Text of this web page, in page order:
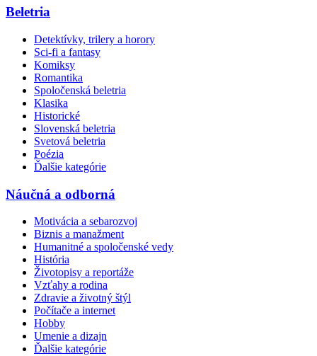
Beletria
Detektívky, trilery a horory
Sci-fi a fantasy
Komiksy
Romantika
Spoločenská beletria
Klasika
Historické
Slovenská beletria
Svetová beletria
Poézia
Ďalšie kategórie
Náučná a odborná
Motivácia a sebarozvoj
Biznis a manažment
Humanitné a spoločenské vedy
História
Životopisy a reportáže
Vzťahy a rodina
Zdravie a životný štýl
Počítače a internet
Hobby
Umenie a dizajn
Ďalšie kategórie